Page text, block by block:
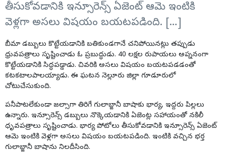
తీసుకోవడానికి ఇన్సూరెన్స్‌ ఏజెంట్‌ ఆమె ఇంటికి
వెళ్లగా అసలు విషయం బయటపడింది. […]
బీమా డబ్బులు కొట్టేయడానికి బతికుండగానే చనిపోయినట్లు తప్పుడు
ధ్రువపత్రాలు సృష్టించాడు ఓ ప్రబుద్ధుడు. 40 లక్షల రుపాయలు అప్ననంగా
కొట్టేయడానికి సిద్ధపడ్డాడు. చివరికి అసలు విషయం బయటపడడంతో
కటకటాలపాలయ్యాడు. ఈ ఘటన నెల్లూరు జిల్లా గూడూరులో
చోటుచేసుకుంది.
పనీపాటలేకుండా జల్సాగా తిరిగే గులాబ్జానీ బాషాకు భార్య, ఇద్దరు పిల్లలు
ఉన్నారు. ఇన్సూరెన్స్‌ డబ్బులు నొక్కెయడానికి ఏజెంట్ల సహాయంతో నకిలీ
ధృవపత్రాలు సృష్టించాడు. భార్య పోటోలు తీసుకోవడానికి ఇన్సూరెన్స్‌ ఏజెంట్‌
ఆమె ఇంటికి వెళ్లగా అసలు విషయం బయటపడింది. ఇంటికి వచ్చిన భర్త
గులాబ్జానీ బాషాను నిలదీసింది.